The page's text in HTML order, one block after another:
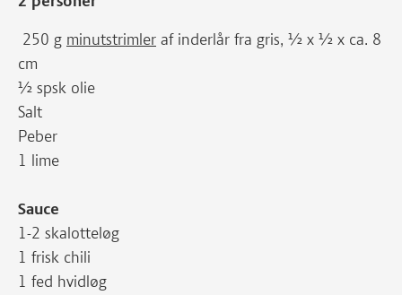
250 g minutstrimler af inderlår fra gris, ½ x ½ x ca. 8
cm
½ spsk olie
Salt
Peber
1 lime
Sauce
1-2 skalotteløg
1 frisk chili
1 fed hvidløg